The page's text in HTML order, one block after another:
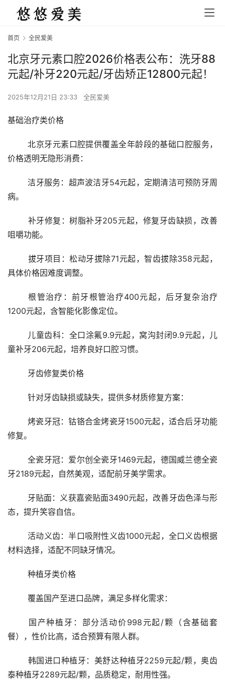
首页 全民爱美
北京牙元素口腔2026价格表公布：洗牙88
元起/补牙220元起/牙齿矫正12800元起！
2025年12月21日 23:33 全民爱美
基础治疗类价格
	北京牙元素口腔提供覆盖全年龄段的基础口腔服务，
价格透明无隐形消费：
病。
咀嚼功能。
具体价格因难度调整。
	根管治疗：前牙根管治疗400元起，后牙复杂治疗
1200元起，含智能化影像定位。
童补牙206元起，培养良好口腔习惯。
	牙齿修复类价格
	针对牙齿缺损或缺失，提供多材质修复方案：
	烤瓷牙冠：钴铬合金烤瓷牙1500元起，适合后牙功能
修复。
	全瓷牙冠：爱尔创全瓷牙1469元起，德国威兰德全瓷
牙2189元起，自然美观，适配前牙美学需求。
态，提升笑容自信。
材料选择，适配不同缺牙情况。
	种植牙类价格
	覆盖国产至进口品牌，满足多样化需求：
餐），性价比高，适合预算有限人群。
泰种植牙2289元起/颗，品质稳定，耐用性强。